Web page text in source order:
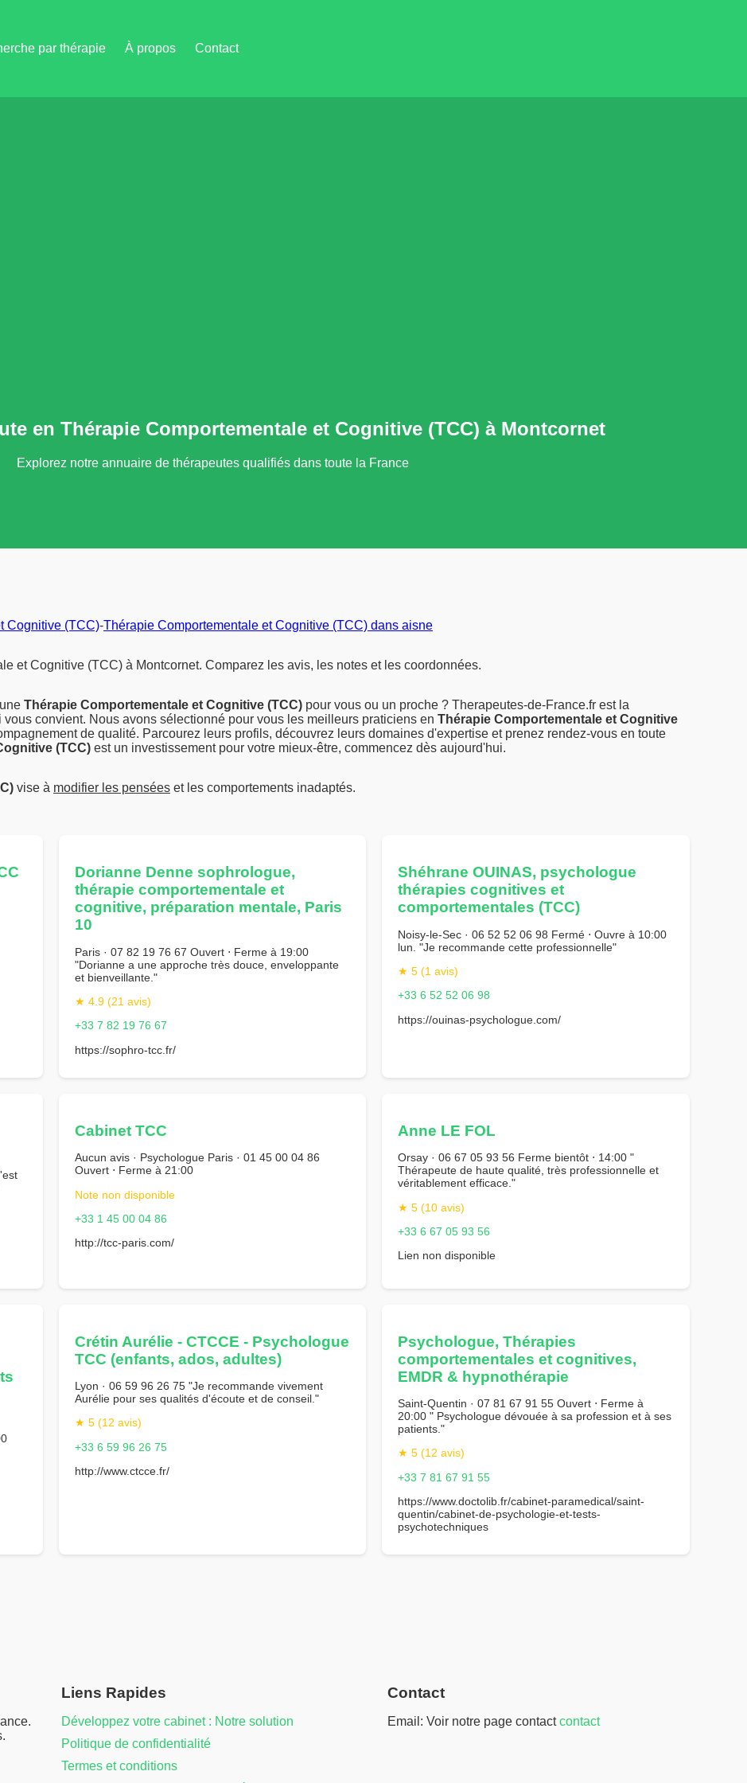
par thérapie À propos Contact
en Thérapie Comportementale et Cognitive (TCC) à Montcornet
Explorez notre annuaire de thérapeutes qualifiés dans toute la France
Cognitive (TCC)-Thérapie Comportementale et Cognitive (TCC) dans aisne
et Cognitive (TCC) à Montcornet. Comparez les avis, les notes et les coordonnées.
Thérapie Comportementale et Cognitive (TCC) pour vous ou un proche ? Therapeutes-de-France.fr est la
convient. Nous avons sélectionné pour vous les meilleurs praticiens en Thérapie Comportementale et Cognitive
de qualité. Parcourez leurs profils, découvrez leurs domaines d'expertise et prenez rendez-vous en toute
(TCC) est un investissement pour votre mieux-être, commencez dès aujourd'hui.
vise à modifier les pensées et les comportements inadaptés.
Dorianne Denne sophrologue,
thérapie comportementale et
cognitive, préparation mentale, Paris
10
Paris · 07 82 19 76 67 Ouvert ⋅ Ferme à 19:00
"Dorianne a une approche très douce, enveloppante
et bienveillante."
★ 4.9 (21 avis)
+33 7 82 19 76 67
https://sophro-tcc.fr/
Shéhrane OUINAS, psychologue
thérapies cognitives et
comportementales (TCC)
Noisy-le-Sec · 06 52 52 06 98 Fermé ⋅ Ouvre à 10:00
lun. "Je recommande cette professionnelle"
★ 5 (1 avis)
+33 6 52 52 06 98
https://ouinas-psychologue.com/
Cabinet TCC
Aucun avis · Psychologue Paris · 01 45 00 04 86
Ouvert ⋅ Ferme à 21:00
Note non disponible
+33 1 45 00 04 86
http://tcc-paris.com/
Anne LE FOL
Orsay · 06 67 05 93 56 Ferme bientôt ⋅ 14:00 "
Thérapeute de haute qualité, très professionnelle et
véritablement efficace."
★ 5 (10 avis)
+33 6 67 05 93 56
Lien non disponible
Crétin Aurélie - CTCCE - Psychologue
TCC (enfants, ados, adultes)
Lyon · 06 59 96 26 75 "Je recommande vivement
Aurélie pour ses qualités d'écoute et de conseil."
★ 5 (12 avis)
+33 6 59 96 26 75
http://www.ctcce.fr/
Psychologue, Thérapies
comportementales et cognitives,
EMDR & hypnothérapie
Saint-Quentin · 07 81 67 91 55 Ouvert ⋅ Ferme à
20:00 " Psychologue dévouée à sa profession et à ses
patients."
★ 5 (12 avis)
+33 7 81 67 91 55
https://www.doctolib.fr/cabinet-paramedical/saint-
quentin/cabinet-de-psychologie-et-tests-
psychotechniques
Liens Rapides
Développez votre cabinet : Notre solution
Politique de confidentialité
Termes et conditions
Contact
Email: Voir notre page contactcontact